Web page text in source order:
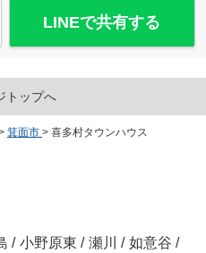
LINEで共有する
トップへ
箕面市 > 喜多村タウンハウス
/ 小野原東 / 瀬川 / 如意谷 /